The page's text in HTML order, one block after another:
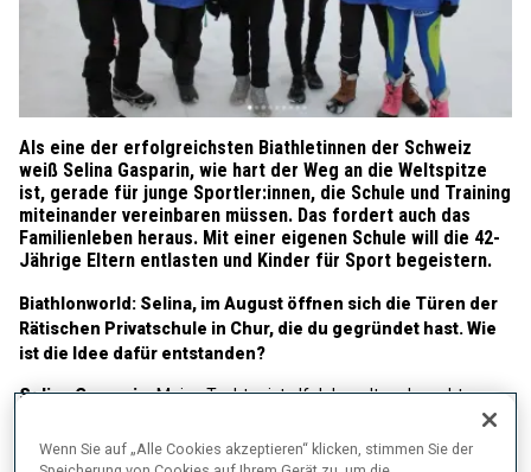
Als eine der erfolgreichsten Biathletinnen der Schweiz
weiß Selina Gasparin, wie hart der Weg an die Weltspitze
ist, gerade für junge Sportler:innen, die Schule und Training
miteinander vereinbaren müssen. Das fordert auch das
Familienleben heraus. Mit einer eigenen Schule will die 42-
Jährige Eltern entlasten und Kinder für Sport begeistern.
Biathlonworld: Selina, im August öffnen sich die Türen der
Rätischen Privatschule in Chur, die du gegründet hast. Wie
ist die Idee dafür entstanden?
Selina Gasparin:Meine Tochter ist elf Jahre alt und macht
Rhythmische Sportgymnastik. Sie trainiert 23 Stunden pro Woche
am Stützpunkt. Leider kann sie ihren Sport nicht mit der Schule
Wenn Sie auf „Alle Cookies akzeptieren“ klicken, stimmen Sie der